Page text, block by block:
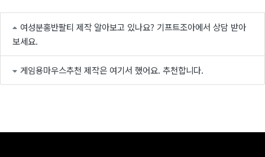
여성분홍반팔티 제작 알아보고 있나요? 기프트조아에서 상담 받아
보세요.
게임용마우스추천 제작은 여기서 했어요. 추천합니다.